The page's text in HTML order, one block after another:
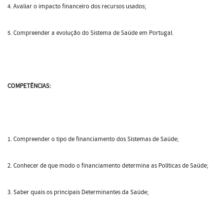
4. Avaliar o impacto financeiro dos recursos usados;
5. Compreender a evolução do Sistema de Saúde em Portugal.
COMPETÊNCIAS:
1. Compreender o tipo de financiamento dos Sistemas de Saúde;
2. Conhecer de que modo o financiamento determina as Políticas de Saúde;
3. Saber quais os principais Determinantes da Saúde;